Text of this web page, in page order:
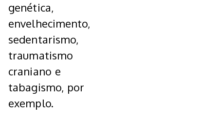
genética,
envelhecimento,
sedentarismo,
traumatismo
craniano e
tabagismo, por
exemplo.